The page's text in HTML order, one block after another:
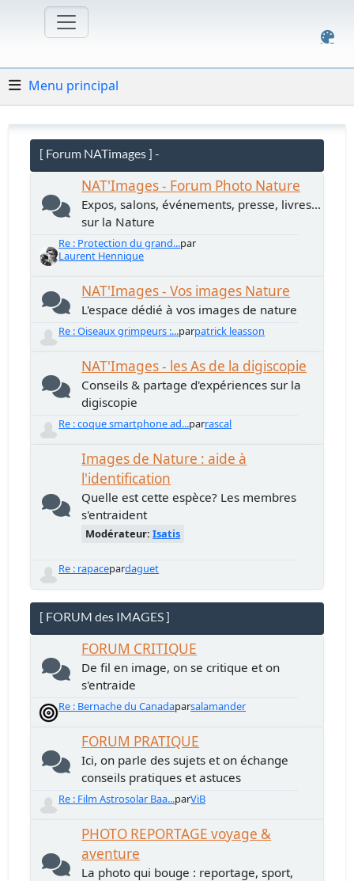
Menu principal
[ Forum NATimages ] -
NAT'Images - Forum Photo Nature
Expos, salons, événements, presse, livres...
sur la Nature
Re : Protection du grand...par
Laurent Hennique
NAT'Images - Vos images Nature
L'espace dédié à vos images de nature
Re : Oiseaux grimpeurs :...parpatrick leasson
NAT'Images - les As de la digiscopie
Conseils & partage d'expériences sur la
digiscopie
Re : coque smartphone ad...parrascal
Images de Nature : aide à
l'identification
Quelle est cette espèce? Les membres
s'entraident
Modérateur:Isatis
Re : rapacepardaguet
[ FORUM des IMAGES ]
FORUM CRITIQUE
De fil en image, on se critique et on
s'entraide
Re : Bernache du Canadaparsalamander
FORUM PRATIQUE
Ici, on parle des sujets et on échange
conseils pratiques et astuces
Re : Film Astrosolar Baa...parViB
PHOTO REPORTAGE voyage &
aventure
La photo qui bouge : reportage, sport,